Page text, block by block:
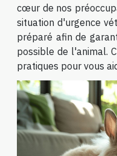
cœur de nos
situation d'urgence
préparé afin de
possible de l'animal.
pratiques pour vous